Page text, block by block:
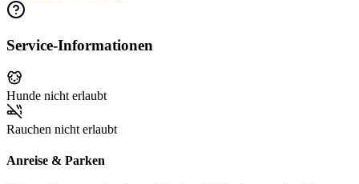
Service-Informationen
Hunde nicht erlaubt
Rauchen nicht erlaubt
Anreise & Parken